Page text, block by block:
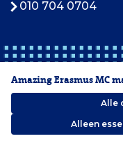
010 704 0704
Amazing Erasmus MC
Alle
Alleen